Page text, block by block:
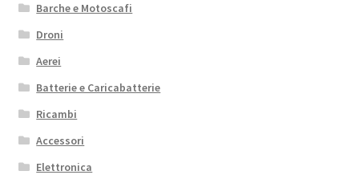
Barche e Motoscafi
Droni
Aerei
Batterie e Caricabatterie
Ricambi
Accessori
Elettronica